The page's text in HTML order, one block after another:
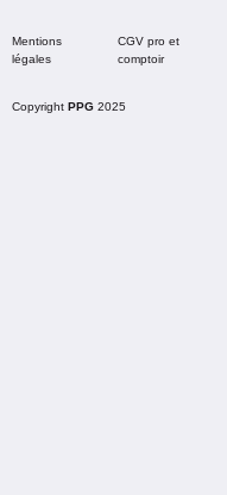
Mentions
légales
CGV pro et
comptoir
Copyright PPG 2025